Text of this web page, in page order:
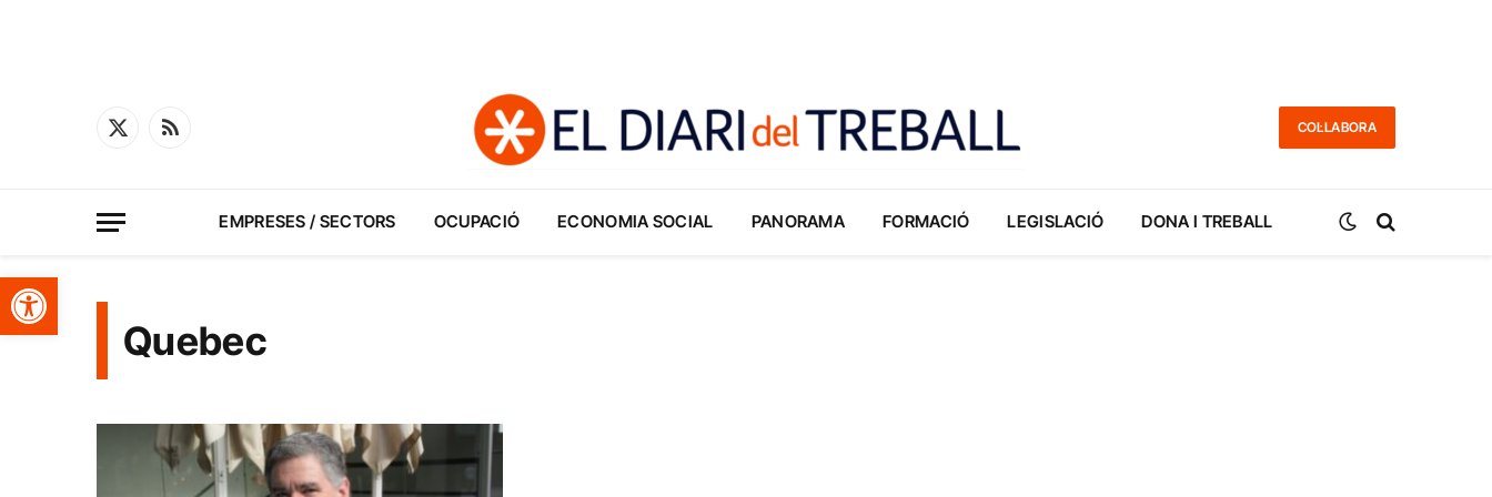
Obre la barra d'eines
X
RSS
COL·LABORA
EMPRESES / SECTORS OCUPACIÓ ECONOMIA SOCIAL PANORAMA FORMACIÓ LEGISLACIÓ DONA I TREBALL
Quebec